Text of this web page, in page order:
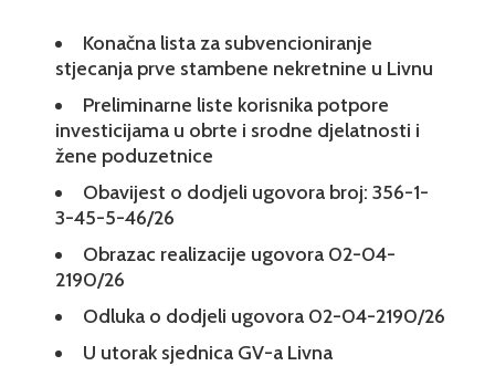
Konačna lista za subvencioniranje
stjecanja prve stambene nekretnine u Livnu
Preliminarne liste korisnika potpore
investicijama u obrte i srodne djelatnosti i
žene poduzetnice
Obavijest o dodjeli ugovora broj: 356-1-
3-45-5-46/26
Obrazac realizacije ugovora 02-04-
2190/26
Odluka o dodjeli ugovora 02-04-2190/26
U utorak sjednica GV-a Livna